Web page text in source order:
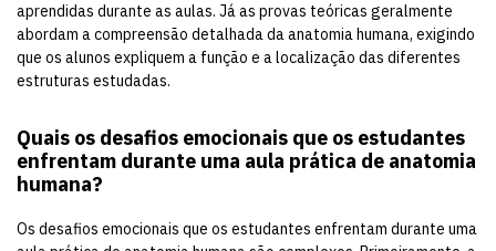
aprendidas durante as aulas. Já as provas teóricas geralmente
abordam a compreensão detalhada da anatomia humana, exigindo
que os alunos expliquem a função e a localização das diferentes
estruturas estudadas.
Quais os desafios emocionais que os estudantes
enfrentam durante uma aula prática de anatomia
humana?
Os desafios emocionais que os estudantes enfrentam durante uma